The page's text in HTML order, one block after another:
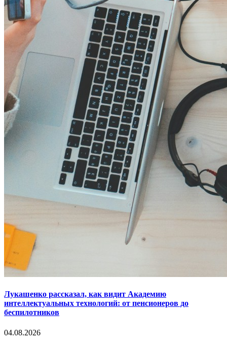
Лукашенко рассказал, как видит Академию
интеллектуальных технологий: от пенсионеров до
беспилотников
04.08.2026